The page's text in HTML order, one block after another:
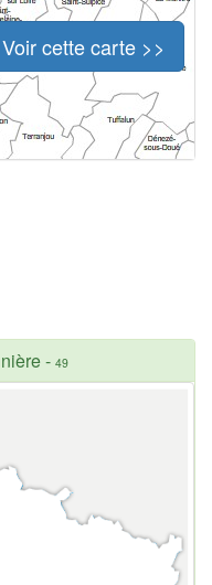
Voir cette carte >>
- 49